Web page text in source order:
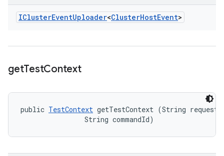
IClusterEventUploader<ClusterHostEvent>
getTestContext
public TestContext getTestContext (String
                String commandId)